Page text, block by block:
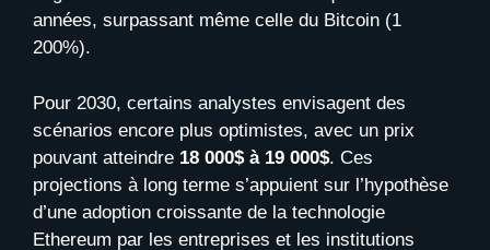
années, surpassant même celle du Bitcoin (1
200%).
Pour 2030, certains analystes envisagent des
scénarios encore plus optimistes, avec un prix
pouvant atteindre 18 000$ à 19 000$. Ces
projections à long terme s’appuient sur l’hypothèse
d’une adoption croissante de la technologie
Ethereum par les entreprises et les institutions